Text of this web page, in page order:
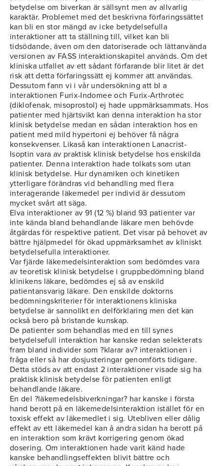
betydelse om biverkan är sällsynt men av allvarlig
karaktär. Problemet med det beskrivna förfaringssättet
kan bli en stor mängd av icke betydelsefulla
interaktioner att ta ställning till, vilket kan bli
tidsödande, även om den datoriserade och lättanvända
versionen av FASS interaktionskapitel används. Om det
kliniska utfallet av ett sådant förfarande blir litet är det
risk att detta förfaringssätt ej kommer att användas.
Dessutom fann vi i vår undersökning att bl a
interaktionen Furix-Indomee och Furix-Arthrotec
(diklofenak, misoprostol) ej hade uppmärksammats. Hos
patienter med hjärtsvikt kan denna interaktion ha stor
klinisk betydelse medan en sådan interaktion hos en
patient med mild hypertoni ej behöver få några
konsekvenser. Likaså kan interaktionen Lanacrist-
Isoptin vara av praktisk klinisk betydelse hos enskilda
patienter. Denna interaktion hade tolkats som utan
klinisk betydelse. Hur dynamiken och kinetiken
ytterligare förändras vid behandling med flera
interagerande läkemedel per individ är dessutom
mycket svårt att säga.
Elva interaktioner av 91 (12 %) bland 93 patienter var
inte kända bland behandlande läkare men behövde
åtgärdas för respektive patient. Det visar på behovet av
bättre hjälpmedel för ökad uppmärksamhet av kliniskt
betydelsefulla interaktioner.
Var fjärde läkemedelsinteraktion som bedömdes vara
av teoretisk klinisk betydelse i gruppbedömning bland
klinikens läkare, bedömdes ej så av enskild
patientansvarig läkare. Den enskilde doktorns
bedömningskriterier för interaktionens kliniska
betydelse är sannolikt en delförklaring men det kan
också bero på bristande kunskap.
De patienter som behandlas med en till synes
betydelsefull interaktion har kanske redan selekterats
fram bland individer som ?klarar av? interaktionen i
fråga eller så har dosjusteringar genomförts tidigare.
Detta stöds av att endast 2 interaktioner visade sig ha
praktisk klinisk betydelse för patienten enligt
behandlande läkare.
En del ?läkemedelsbiverkningar? har kanske i första
hand berott på en läkemedelsinteraktion istället för en
toxisk effekt av läkemedlet i sig. Utebliven eller dålig
effekt av ett läkemedel kan å andra sidan ha berott på
en interaktion som krävt korrigering genom ökad
dosering. Om interaktionen hade varit känd hade
kanske behandlingseffekten blivit bättre och